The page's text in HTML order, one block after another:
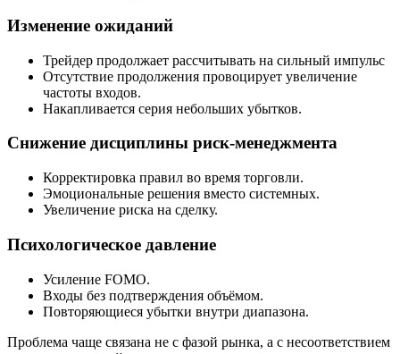
Изменение ожиданий
Трейдер продолжает рассчитывать на сильный импульс
Отсутствие продолжения провоцирует увеличение
частоты входов.
Накапливается серия небольших убытков.
Снижение дисциплины риск-менеджмента
Корректировка правил во время торговли.
Эмоциональные решения вместо системных.
Увеличение риска на сделку.
Психологическое давление
Усиление FOMO.
Входы без подтверждения объёмом.
Повторяющиеся убытки внутри диапазона.
Проблема чаще связана не с фазой рынка, а с несоответствием